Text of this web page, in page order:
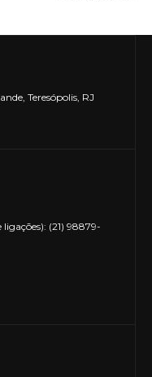
Teresópolis, RJ
(21) 98879-